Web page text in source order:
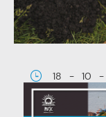
18 - 10 -
Warsztaty